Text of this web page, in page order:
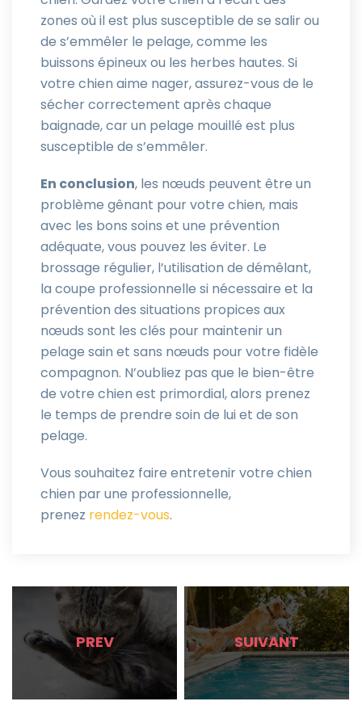
zones où il est plus susceptible de se salir ou
de s’emmêler le pelage, comme les
buissons épineux ou les herbes hautes. Si
votre chien aime nager, assurez-vous de le
sécher correctement après chaque
baignade, car un pelage mouillé est plus
susceptible de s’emmêler.
En conclusion, les nœuds peuvent être un
problème gênant pour votre chien, mais
avec les bons soins et une prévention
adéquate, vous pouvez les éviter. Le
brossage régulier, l’utilisation de démêlant,
la coupe professionnelle si nécessaire et la
prévention des situations propices aux
nœuds sont les clés pour maintenir un
pelage sain et sans nœuds pour votre fidèle
compagnon. N’oubliez pas que le bien-être
de votre chien est primordial, alors prenez
le temps de prendre soin de lui et de son
pelage.
Vous souhaitez faire entretenir votre chien
chien par une professionnelle,
prenez rendez-vous.
PREV SUIVANT